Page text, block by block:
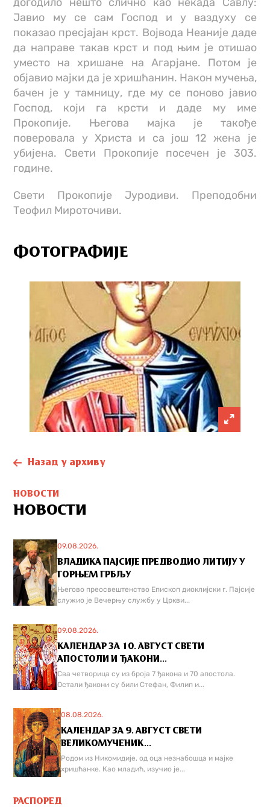
Јавио му се сам Господ и у ваздуху се
показао пресјајан крст. Војвода Неаније даде
да направе такав крст и под њим је отишао
уместо на хришане на Агарјане. Потом је
објавио мајки да је хришћанин. Након мучења,
бачен је у тамницу, где му се поново јавио
Господ, који га крсти и даде му име
Прокопије. Његова мајка је такође
поверовала у Христа и са још 12 жена је
убијена. Свети Прокопије посечен је 303.
године.
Свети Прокопије Јуродиви. Преподобни
Теофил Мироточиви.
ФОТОГРАФИЈЕ
Назад у архиву
НОВОСТИ
НОВОСТИ
09.08.2026.
ВЛАДИКА ПАЈСИЈЕ ПРЕДВОДИО ЛИТИЈУ У
ГОРЊЕМ ГРБЉУ
Његово преосвештенство Епископ диоклијски г. Пајсије
служио је Вечерњу службу у Цркви...
09.08.2026.
КАЛЕНДАР ЗА 10. АВГУСТ СВЕТИ
АПОСТОЛИ И ЂАКОНИ...
Сва четворица су из броја 7 ђакона и 70 апостола.
Остали ђакони су били Стефан, Филип и...
08.08.2026.
КАЛЕНДАР ЗА 9. АВГУСТ СВЕТИ
ВЕЛИКОМУЧЕНИК...
Родом из Никомидије, од оца незнабошца и мајке
хришћанке. Као младић, изучио је...
РАСПОРЕД